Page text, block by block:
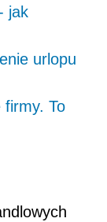
jak
urlopu
firmy. To